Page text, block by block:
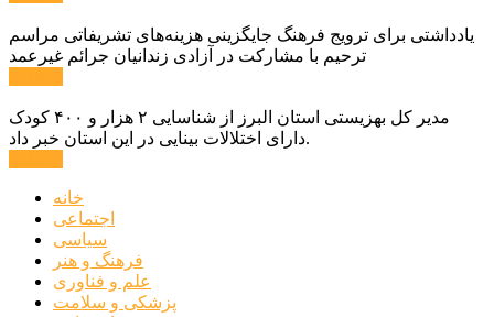
یادداشتی برای ترویج فرهنگ جایگزینی هزینه‌های تشریفاتی مراسم
ترحیم با مشارکت در آزادی زندانیان جرائم غیرعمد
مدیر کل بهزیستی استان البرز از شناسایی ۲ هزار و ۴۰۰ کودک
دارای اختلالات بینایی در این استان خبر داد.
خانه
اجتماعی
سیاسی
فرهنگ و هنر
علم و فناوری
پزشکی و سلامت